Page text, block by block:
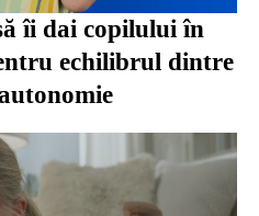
îi dai copilului în
echilibrul dintre